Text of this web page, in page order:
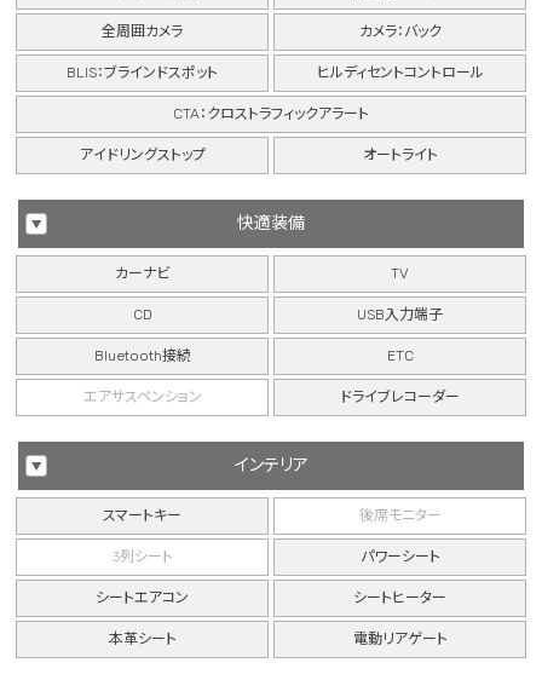
全周囲カメラ カメラ：バック
BLIS：ブラインドスポット ヒルディセントコントロール
CTA：クロストラフィックアラート
アイドリングストップ オートライト
快適装備
カーナビ TV
CD USB入力端子
Bluetooth接続 ETC
エアサスペンション ドライブレコーダー
インテリア
スマートキー 後席モニター
3列シート パワーシート
シートエアコン シートヒーター
本革シート 電動リアゲート